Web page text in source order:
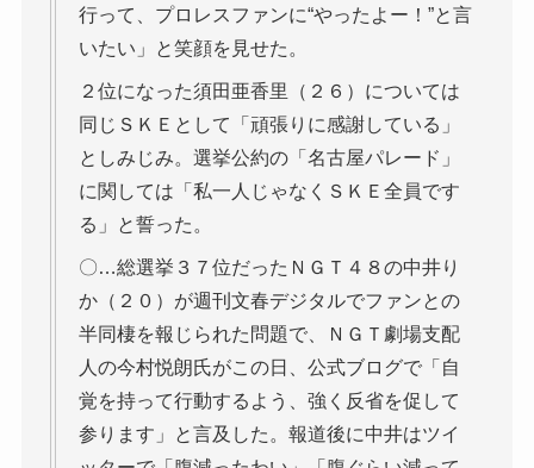
行って、プロレスファンに“やったよー！”と言
いたい」と笑顔を見せた。
２位になった須田亜香里（２６）については
同じＳＫＥとして「頑張りに感謝している」
としみじみ。選挙公約の「名古屋パレード」
に関しては「私一人じゃなくＳＫＥ全員です
る」と誓った。
〇…総選挙３７位だったＮＧＴ４８の中井り
か（２０）が週刊文春デジタルでファンとの
半同棲を報じられた問題で、ＮＧＴ劇場支配
人の今村悦朗氏がこの日、公式ブログで「自
覚を持って行動するよう、強く反省を促して
参ります」と言及した。報道後に中井はツイ